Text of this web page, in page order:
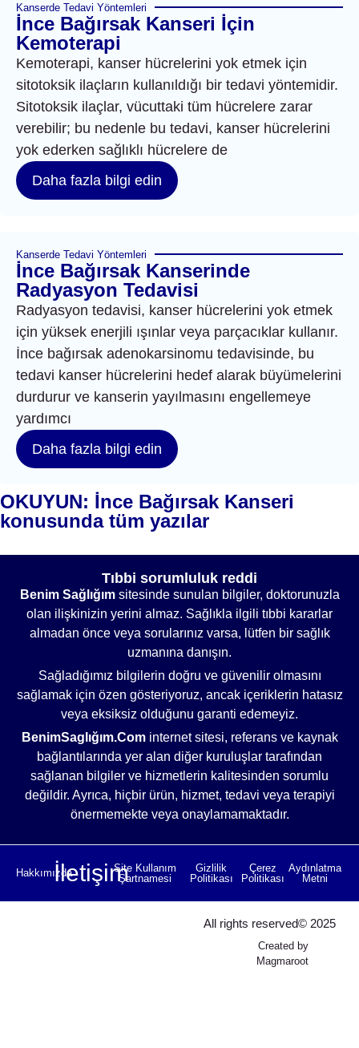
Kanserde Tedavi Yöntemleri
İnce Bağırsak Kanseri İçin
Kemoterapi
Kemoterapi, kanser hücrelerini yok etmek için
sitotoksik ilaçların kullanıldığı bir tedavi yöntemidir.
Sitotoksik ilaçlar, vücuttaki tüm hücrelere zarar
verebilir; bu nedenle bu tedavi, kanser hücrelerini
yok ederken sağlıklı hücrelere de
Daha fazla bilgi edin
Kanserde Tedavi Yöntemleri
İnce Bağırsak Kanserinde
Radyasyon Tedavisi
Radyasyon tedavisi, kanser hücrelerini yok etmek
için yüksek enerjili ışınlar veya parçacıklar kullanır.
İnce bağırsak adenokarsinomu tedavisinde, bu
tedavi kanser hücrelerini hedef alarak büyümelerini
durdurur ve kanserin yayılmasını engellemeye
yardımcı
Daha fazla bilgi edin
OKUYUN: İnce Bağırsak Kanseri
konusunda tüm yazılar
Tıbbi sorumluluk reddi
Benim Sağlığımsitesinde sunulan bilgiler, doktorunuzla
olan ilişkinizin yerini almaz. Sağlıkla ilgili tıbbi kararlar
almadan önce veya sorularınız varsa, lütfen bir sağlık
uzmanına danışın.
Sağladığımız bilgilerin doğru ve güvenilir olmasını
sağlamak için özen gösteriyoruz, ancak içeriklerin hatasız
veya eksiksiz olduğunu garanti edemeyiz.
BenimSaglığım.Cominternet sitesi, referans ve kaynak
bağlantılarında yer alan diğer kuruluşlar tarafından
sağlanan bilgiler ve hizmetlerin kalitesinden sorumlu
değildir. Ayrıca, hiçbir ürün, hizmet, tedavi veya terapiyi
önermemekte veya onaylamamaktadır.
HakkımızdaİletişimSite Kullanım
Şartnamesi
Gizlilik
Politikası
Çerez
Politikası
Aydınlatma
Metni
All rights reserved© 2025
Created by
Magmaroot